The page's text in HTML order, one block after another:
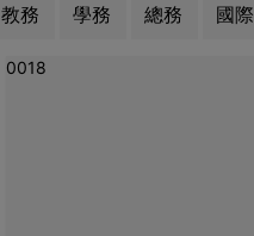
教務 學務 總務 國
0018